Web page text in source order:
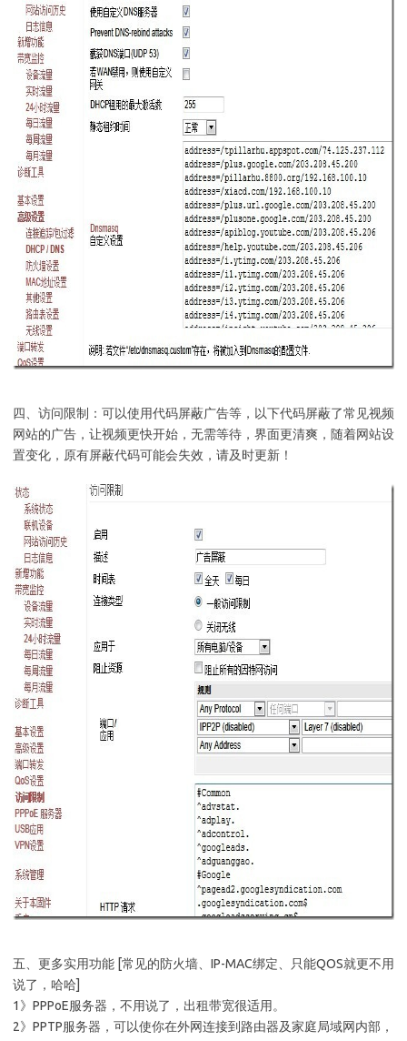
四、访问限制：可以使用代码屏蔽广告等，以下代码屏蔽了常见视频
网站的广告，让视频更快开始，无需等待，界面更清爽，随着网站设
置变化，原有屏蔽代码可能会失效，请及时更新！
五、更多实用功能 [常见的防火墙、IP-MAC绑定、只能QOS就更不用
说了，哈哈]
1》PPPoE服务器，不用说了，出租带宽很适用。
2》PPTP服务器，可以使你在外网连接到路由器及家庭局域网内部，